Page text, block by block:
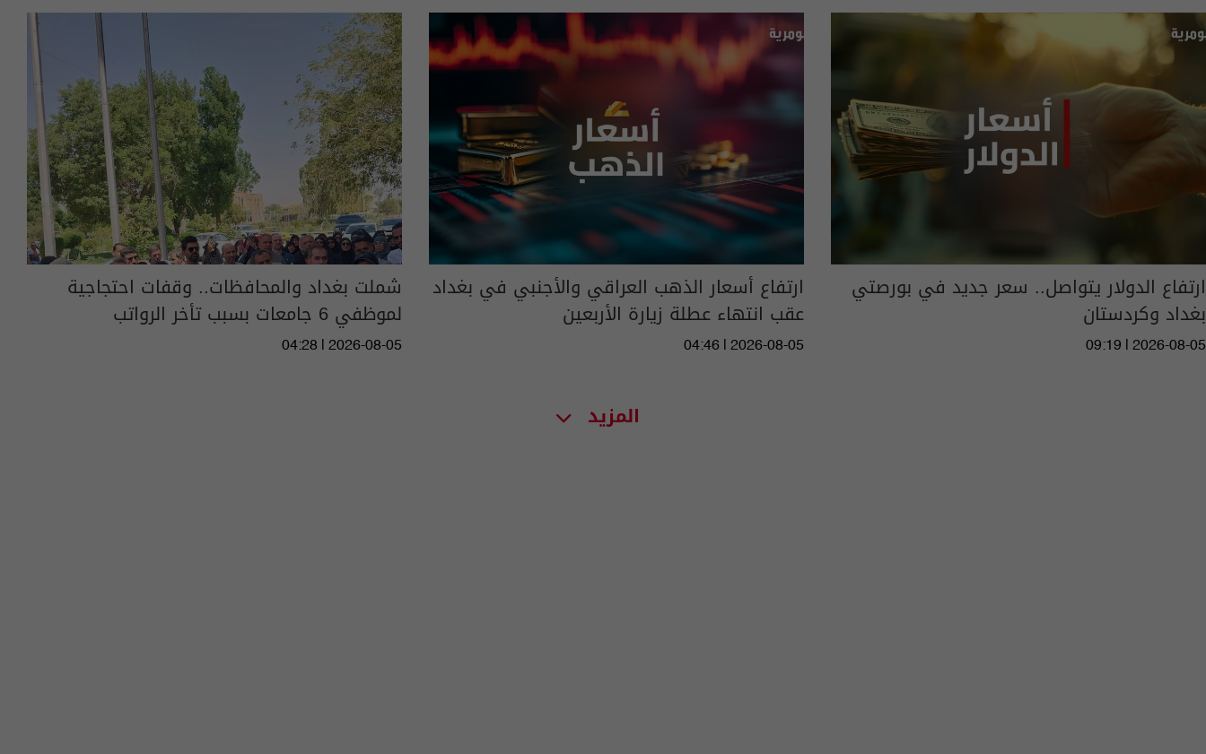
ارتفاع الدولار يتواصل.. سعر جديد في بورصتي
بغداد وكردستان
09:19 | 2026-08-05
ارتفاع أسعار الذهب العراقي والأجنبي في بغداد
عقب انتهاء عطلة زيارة الأربعين
04:46 | 2026-08-05
شملت بغداد والمحافظات.. وقفات احتجاجية
لموظفي 6 جامعات بسبب تأخر الرواتب
04:28 | 2026-08-05
المزيد